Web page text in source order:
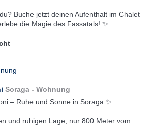
Buche jetzt deinen Aufenthalt im Chalet
die Magie des Fassatals! ✨
Soraga - Wohnung
– Ruhe und Sonne in Soraga ✨
und ruhigen Lage, nur 800 Meter vom